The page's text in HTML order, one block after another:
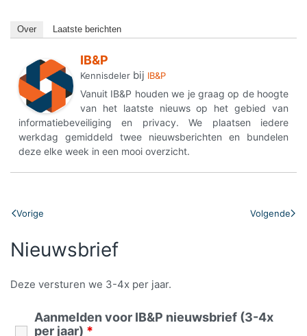
Over Laatste berichten
IB&P
Kennisdeler bij IB&P
Vanuit IB&P houden we je graag op de hoogte
van het laatste nieuws op het gebied van
informatiebeveiliging en privacy. We plaatsen iedere
werkdag gemiddeld twee nieuwsberichten en bundelen
deze elke week in een mooi overzicht.
Vorige Volgende
Nieuwsbrief
Deze versturen we 3-4x per jaar.
Aanmelden voor IB&P nieuwsbrief (3-4x
per jaar) *